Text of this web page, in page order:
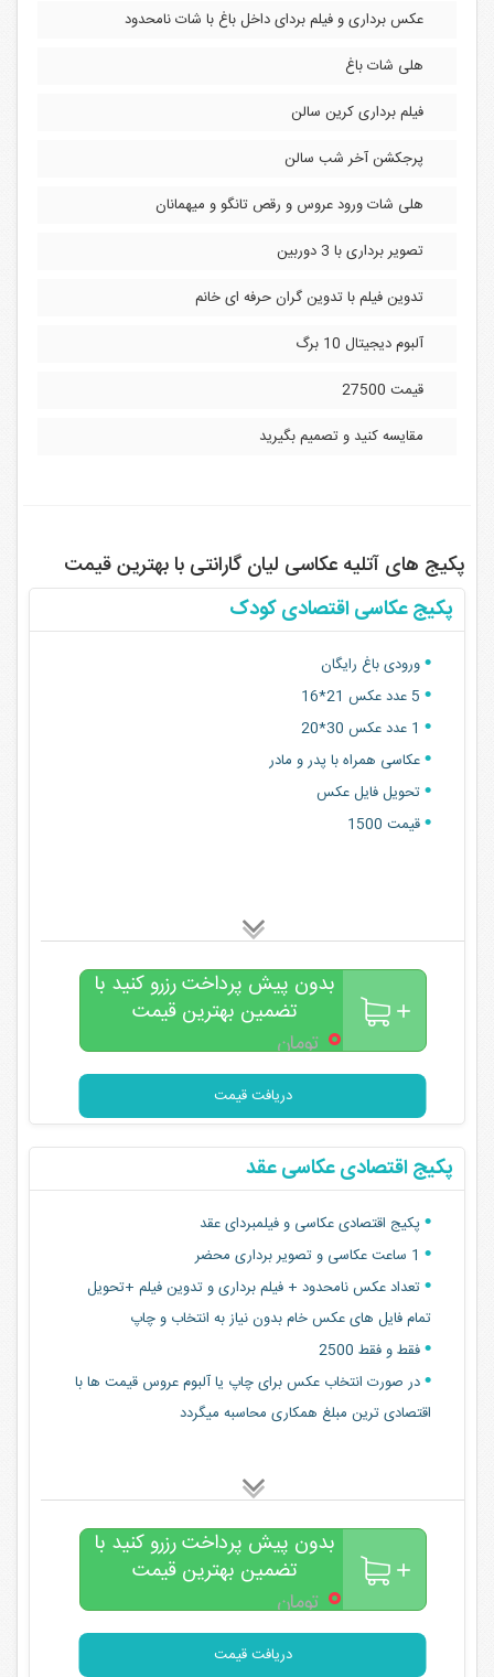
عکس برداری و فیلم بردای داخل باغ با شات نامحدود
هلی شات باغ
فیلم برداری کرین سالن
پرجکشن آخر شب سالن
هلی شات ورود عروس و رقص تانگو و میهمانان
تصویر برداری با 3 دوربین
تدوین فیلم با تدوین گران حرفه ای خانم
آلبوم دیجیتال 10 برگ
قیمت 27500
مقایسه کنید و تصمیم بگیرید
پکیج های آتلیه عکاسی لیان گارانتی با بهترین قیمت
پکیج عکاسی اقتصادی کودک
ورودی باغ رایگان
عکاسی همراه با پدر و مادر
تحویل فایل عکس
قیمت 1500
بدون پیش پرداخت رزرو کنید با
تضمین بهترین قیمت
۰تومان
دریافت قیمت
پکیج اقتصادی عکاسی عقد
پکیج اقتصادی عکاسی و فیلمبردای عقد
تعداد عکس نامحدود + فیلم برداری و تدوین فیلم +تحویل
تمام فایل های عکس خام بدون نیاز به انتخاب و چاپ
فقط و فقط 2500
در صورت انتخاب عکس برای چاپ یا آلبوم عروس قیمت ها با
اقتصادی ترین مبلغ همکاری محاسبه میگردد
بدون پیش پرداخت رزرو کنید با
تضمین بهترین قیمت
۰تومان
دریافت قیمت